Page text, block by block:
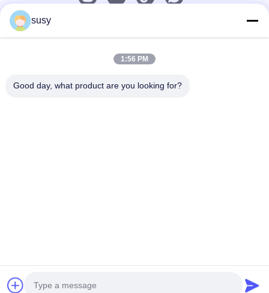
0086-19952400441
Copyright 2025-2026 Nanjing Airfly Electronic Technology Co.,
Ltd. . Todos os direitos reservados.
susy
1:56 PM
Good day, what product are you looking for?